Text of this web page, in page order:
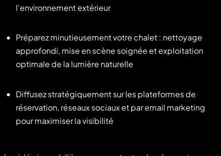
l'environnement extérieur
Préparez minutieusement votre chalet : nettoyage
approfondi, mise en scène soignée et exploitation
optimale de la lumière naturelle
Diffusez stratégiquement sur les plateformes de
réservation, réseaux sociaux et par email marketing
pour maximiser la visibilité